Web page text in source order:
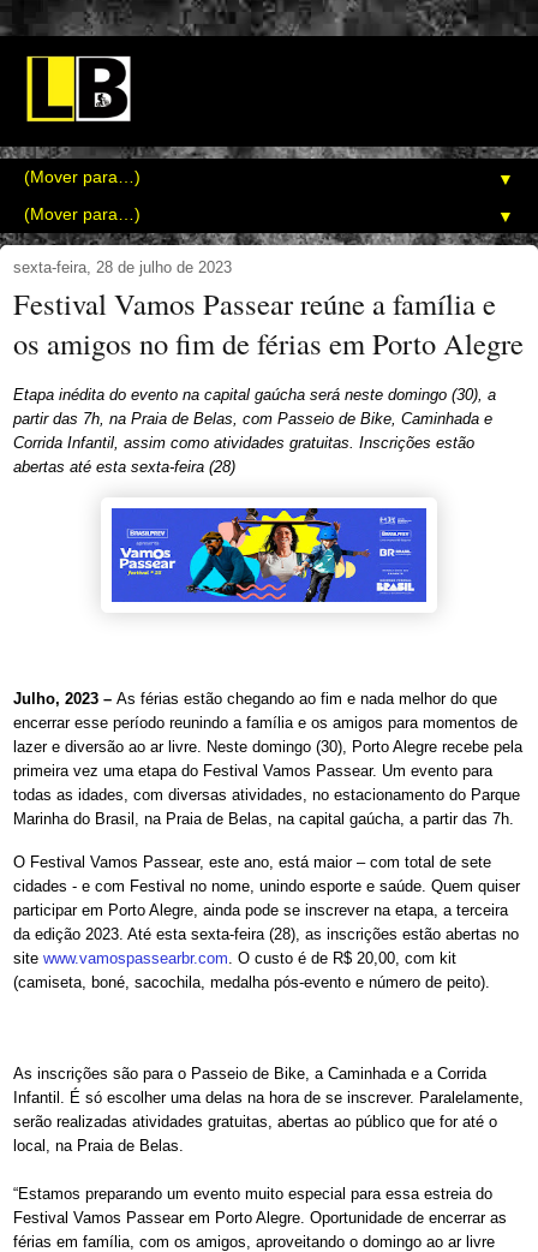
▼
▼
sexta-feira, 28 de julho de 2023
Festival Vamos Passear reúne a família e
os amigos no fim de férias em Porto Alegre
Etapa inédita do evento na capital gaúcha será neste domingo (30), a
partir das 7h, na Praia de Belas, com Passeio de Bike, Caminhada e
Corrida Infantil, assim como atividades gratuitas. Inscrições estão
abertas até esta sexta-feira (28)
Julho, 2023 – As férias estão chegando ao fim e nada melhor do que
encerrar esse período reunindo a família e os amigos para momentos de
lazer e diversão ao ar livre. Neste domingo (30), Porto Alegre recebe pela
primeira vez uma etapa do Festival Vamos Passear. Um evento para
todas as idades, com diversas atividades, no estacionamento do Parque
Marinha do Brasil, na Praia de Belas, na capital gaúcha, a partir das 7h.
O Festival Vamos Passear, este ano, está maior – com total de sete
cidades - e com Festival no nome, unindo esporte e saúde. Quem quiser
participar em Porto Alegre, ainda pode se inscrever na etapa, a terceira
da edição 2023. Até esta sexta-feira (28), as inscrições estão abertas no
site www.vamospassearbr.com . O custo é de R$ 20,00, com kit
(camiseta, boné, sacochila, medalha pós-evento e número de peito).
As inscrições são para o Passeio de Bike, a Caminhada e a Corrida
Infantil. É só escolher uma delas na hora de se inscrever. Paralelamente,
serão realizadas atividades gratuitas, abertas ao público que for até o
local, na Praia de Belas.
“Estamos preparando um evento muito especial para essa estreia do
Festival Vamos Passear em Porto Alegre. Oportunidade de encerrar as
férias em família, com os amigos, aproveitando o domingo ao ar livre